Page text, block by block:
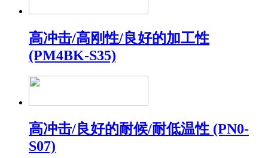
高冲击/高刚性/良好的加工性
(PM4BK-S35)
高冲击/良好的耐候/耐低温性 (PN0-
S07)